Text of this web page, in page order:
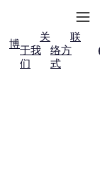
博
关
于我
们
联
络方
式